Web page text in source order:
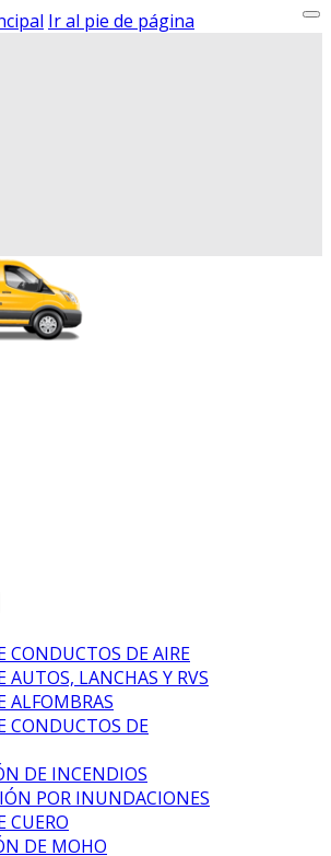
Ir al pie de página
CONDUCTOS DE AIRE
AUTOS, LANCHAS Y RVS
ALFOMBRAS
CONDUCTOS DE
DE INCENDIOS
POR INUNDACIONES
CUERO
DE MOHO